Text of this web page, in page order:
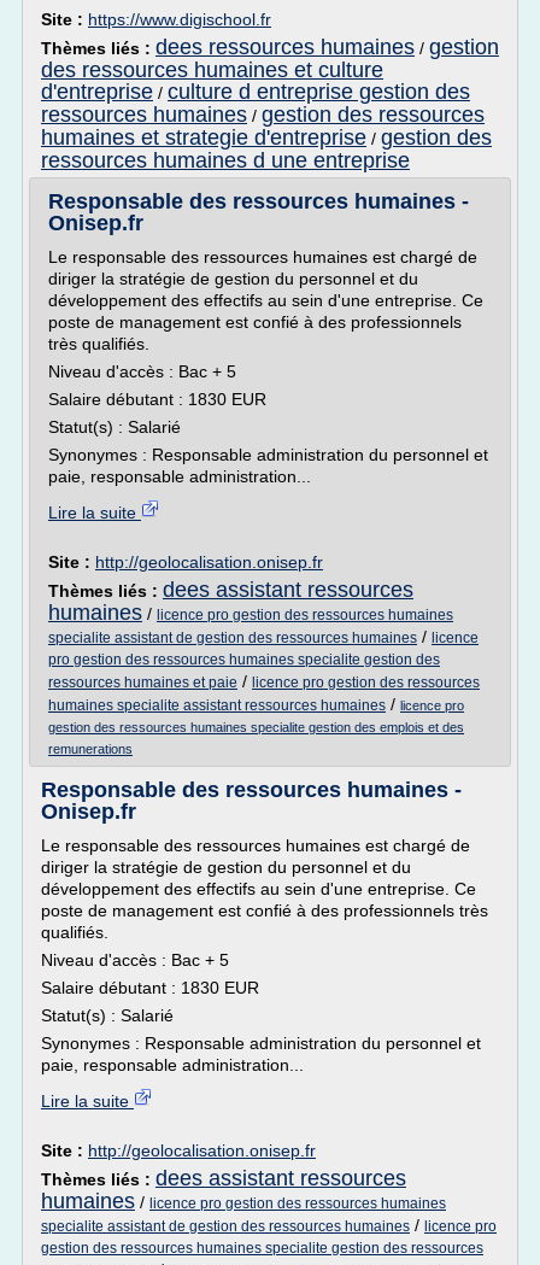
Site : https://www.digischool.fr
Thèmes liés : dees ressources humaines / gestion
des ressources humaines et culture
d'entreprise / culture d entreprise gestion des
ressources humaines / gestion des ressources
humaines et strategie d'entreprise / gestion des
ressources humaines d une entreprise
Responsable des ressources humaines -
Onisep.fr
Le responsable des ressources humaines est chargé de
diriger la stratégie de gestion du personnel et du
développement des effectifs au sein d'une entreprise. Ce
poste de management est confié à des professionnels
très qualifiés.
Niveau d'accès : Bac + 5
Salaire débutant : 1830 EUR
Statut(s) : Salarié
Synonymes : Responsable administration du personnel et
paie, responsable administration...
Lire la suite
Site : http://geolocalisation.onisep.fr
Thèmes liés : dees assistant ressources
humaines / licence pro gestion des ressources humaines
specialite assistant de gestion des ressources humaines / licence
pro gestion des ressources humaines specialite gestion des
ressources humaines et paie / licence pro gestion des ressources
humaines specialite assistant ressources humaines / licence pro
gestion des ressources humaines specialite gestion des emplois et des
remunerations
Responsable des ressources humaines -
Onisep.fr
Le responsable des ressources humaines est chargé de
diriger la stratégie de gestion du personnel et du
développement des effectifs au sein d'une entreprise. Ce
poste de management est confié à des professionnels très
qualifiés.
Niveau d'accès : Bac + 5
Salaire débutant : 1830 EUR
Statut(s) : Salarié
Synonymes : Responsable administration du personnel et
paie, responsable administration...
Lire la suite
Site : http://geolocalisation.onisep.fr
Thèmes liés : dees assistant ressources
humaines / licence pro gestion des ressources humaines
specialite assistant de gestion des ressources humaines / licence pro
gestion des ressources humaines specialite gestion des ressources